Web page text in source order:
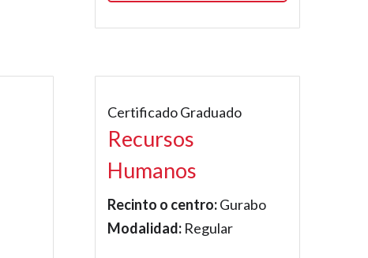
Certificado Graduado
Recursos
Humanos
Recinto o centro:Gurabo
Modalidad: Regular